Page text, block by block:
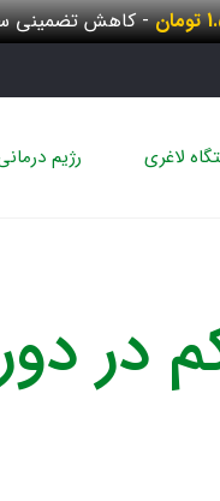
- کاهش تضمینی
لاغری رژیم
در